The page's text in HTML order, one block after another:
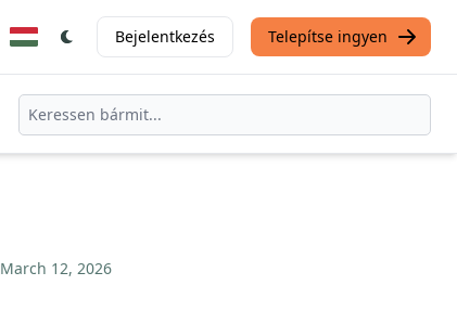
Bejelentkezés Telepítse ingyen
March 12, 2026